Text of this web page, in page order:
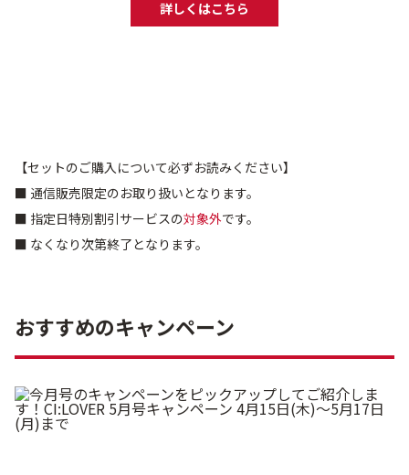
詳しくはこちら
【セットのご購入について必ずお読みください】
■ 通信販売限定のお取り扱いとなります。
■ 指定日特別割引サービスの対象外です。
■ なくなり次第終了となります。
おすすめのキャンペーン